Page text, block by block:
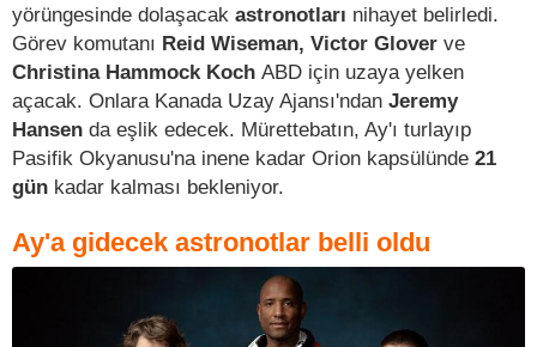
yörüngesinde dolaşacak astronotları nihayet belirledi.
Görev komutanı Reid Wiseman, Victor Glover ve
Christina Hammock Koch ABD için uzaya yelken
açacak. Onlara Kanada Uzay Ajansı'ndan Jeremy
Hansen da eşlik edecek. Mürettebatın, Ay'ı turlayıp
Pasifik Okyanusu'na inene kadar Orion kapsülünde 21
gün kadar kalması bekleniyor.
Ay'a gidecek astronotlar belli oldu